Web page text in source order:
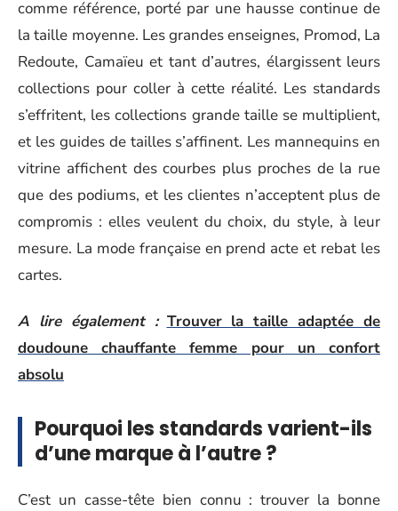
comme référence, porté par une hausse continue de
la taille moyenne. Les grandes enseignes, Promod, La
Redoute, Camaïeu et tant d’autres, élargissent leurs
collections pour coller à cette réalité. Les standards
s’effritent, les collections grande taille se multiplient,
et les guides de tailles s’affinent. Les mannequins en
vitrine affichent des courbes plus proches de la rue
que des podiums, et les clientes n’acceptent plus de
compromis : elles veulent du choix, du style, à leur
mesure. La mode française en prend acte et rebat les
cartes.
A lire également : Trouver la taille adaptée de
doudoune chauffante femme pour un confort
absolu
Pourquoi les standards varient-ils
d’une marque à l’autre ?
C’est un casse-tête bien connu : trouver la bonne